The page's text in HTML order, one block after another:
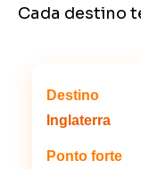
Cada destino
Inglaterra